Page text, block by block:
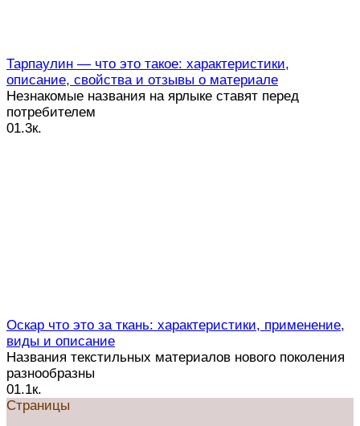
Тарпаулин — что это такое: характеристики,
описание, свойства и отзывы о материале
Незнакомые названия на ярлыке ставят перед
потребителем
01.3к.
Оскар что это за ткань: характеристики, применение,
виды и описание
Названия текстильных материалов нового поколения
разнообразны
01.1к.
Страницы